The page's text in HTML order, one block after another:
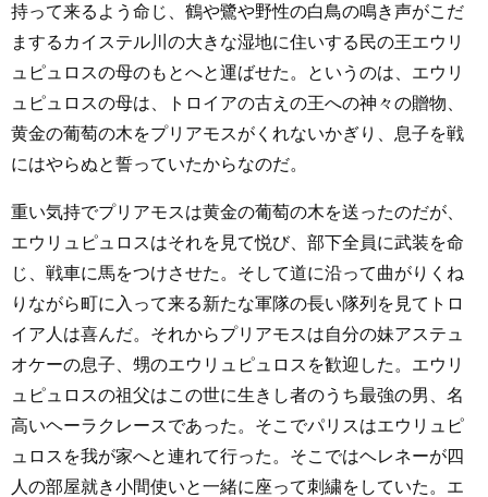
持って来るよう命じ、鶴や鷺や野性の白鳥の鳴き声がこだ
まするカイステル川の大きな湿地に住いする民の王エウリ
ュピュロスの母のもとへと運ばせた。というのは、エウリ
ュピュロスの母は、トロイアの古えの王への神々の贈物、
黄金の葡萄の木をプリアモスがくれないかぎり、息子を戦
にはやらぬと誓っていたからなのだ。
重い気持でプリアモスは黄金の葡萄の木を送ったのだが、
エウリュピュロスはそれを見て悦び、部下全員に武装を命
じ、戦車に馬をつけさせた。そして道に沿って曲がりくね
りながら町に入って来る新たな軍隊の長い隊列を見てトロ
イア人は喜んだ。それからプリアモスは自分の妹アステュ
オケーの息子、甥のエウリュピュロスを歓迎した。エウリ
ュピュロスの祖父はこの世に生きし者のうち最強の男、名
高いヘーラクレースであった。そこでパリスはエウリュピ
ュロスを我が家へと連れて行った。そこではヘレネーが四
人の部屋就き小間使いと一緒に座って刺繍をしていた。エ